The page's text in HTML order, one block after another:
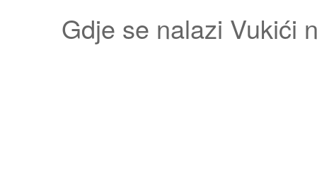
Gdje se nalazi Vukići